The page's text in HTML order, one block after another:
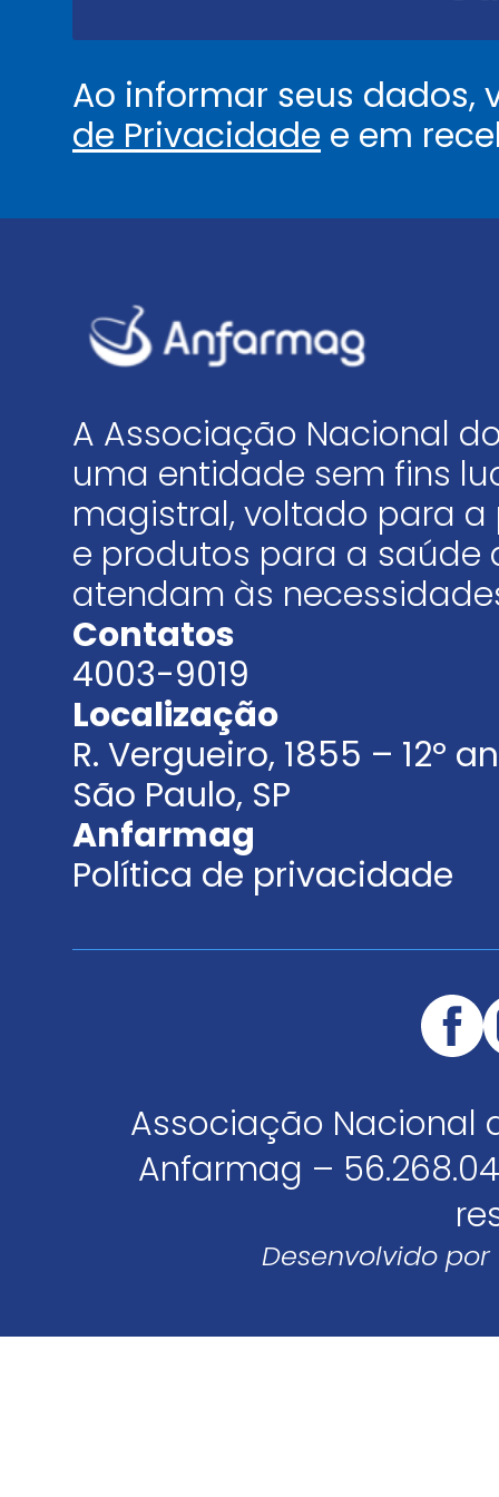
Ao informar seus
de Privacidade e em
A Associação Nacional
uma entidade sem fins
magistral, voltado para
e produtos para a saúde
atendam às
Contatos
4003-9019
Localização
R. Vergueiro, 1855 – 12º
São Paulo, SP
Anfarmag
Política de privacidade
Associação Nacional
Anfarmag –
Desenvolvido por